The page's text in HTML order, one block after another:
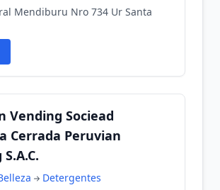
Mendiburu Nro 734 Ur Santa
Vending Sociead
Cerrada Peruvian
Detergentes